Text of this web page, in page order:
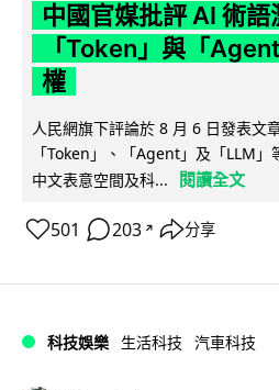
中國官媒批評 AI 術
「Token」與「
權
人民網旗下評論於 8 月 6 日發表文
「Token」、「Agent」及「LLM
中文表意空間及科...
閱讀全文
501 203 ↗ 分享
科技娛樂 生活科技 汽車科技